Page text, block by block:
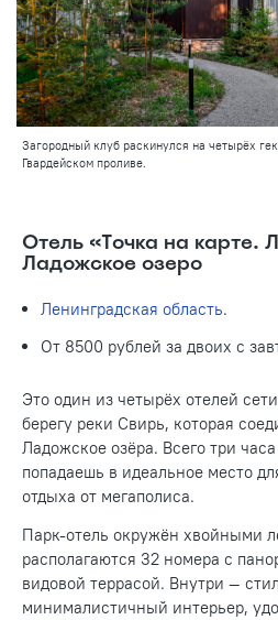
Загородный клуб раскинулся на четырёх
Гвардейском проливе.
Отель «Точка на карте.
Ладожское озеро
Ленинградская область.
От 8500 рублей за двоих с
Это один из четырёх отелей сети
берегу реки Свирь, которая
Ладожское озёра. Всего три
попадаешь в идеальное место
отдыха от мегаполиса.
Парк-отель окружён хвойными
располагаются 32 номера с
видовой террасой. Внутри —
минималистичный интерьер,